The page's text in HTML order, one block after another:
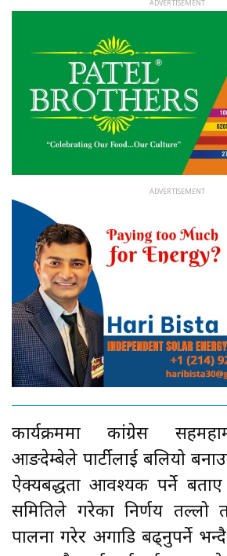
कार्यक्रममा कांग्रेस
आङदेम्बेले पार्टीलाई बलियो
ऐक्यबद्धता आवश्यक पर्ने बताए
समितिले गरेका निर्णय तल्लो
पालना गरेर अगाडि बढ्नुपर्ने